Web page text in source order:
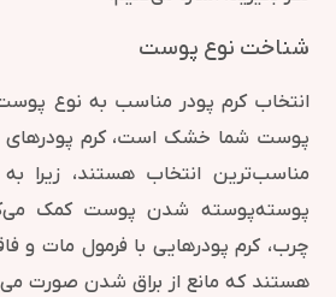
شناخت نوع پوست
انتخاب کرم پودر مناسب به نوع
پوست شما خشک است، کرم پودرهای
مناسب‌ترین انتخاب هستند، زیرا
پوسته‌پوسته شدن پوست کمک
چرب، کرم پودرهایی با فرمول مات و
هستند که مانع از براق شدن صورت